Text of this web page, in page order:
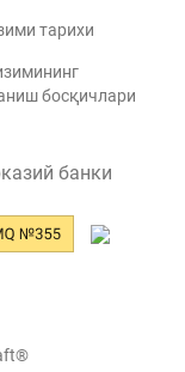
тарихи
босқичлари
банки